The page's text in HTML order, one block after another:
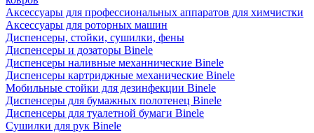
Аксессуары для профессиональных аппаратов для химчистки
Аксессуары для роторных машин
Диспенсеры, стойки, сушилки, фены
Диспенсеры и дозаторы Binele
Диспенсеры наливные механнические Binele
Диспенсеры картриджные механические Binele
Мобильные стойки для дезинфекции Binele
Диспенсеры для бумажных полотенец Binele
Диспенсеры для туалетной бумаги Binele
Сушилки для рук Binele